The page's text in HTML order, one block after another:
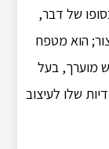
של דבר,
הוא מטפח
מוערך, בעל
שלו לעיצוב